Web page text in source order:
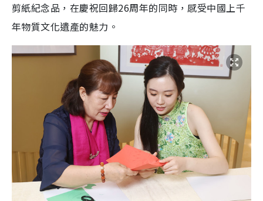
剪紙紀念品，在慶祝回歸26周年的同時，感受中國上千
年物質文化遺產的魅力。